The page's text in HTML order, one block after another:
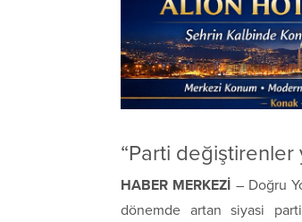
“Parti değiştirenler
HABER MERKEZİ – Doğru
dönemde artan siyasi